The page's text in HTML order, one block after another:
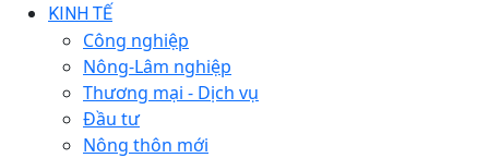
KINH TẾ
Công nghiệp
Nông-Lâm nghiệp
Thương mại - Dịch vụ
Đầu tư
Nông thôn mới